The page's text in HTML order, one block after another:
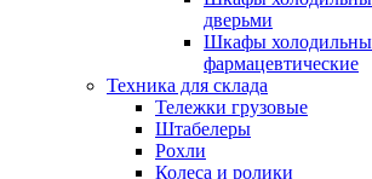
дверьми
Шкафы
фармацевтические
Техника для склада
Тележки грузовые
Штабелеры
Рохли
Колеса и ролики